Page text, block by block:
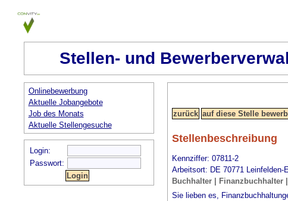
Stellen- und
Onlinebewerbung
Aktuelle Jobangebote
Job des Monats
Aktuelle Stellengesuche
Login:
Passwort:
Stellenbeschreibung
Kennziffer: 07811-2
Arbeitsort: DE 70771 Leinfelden-
Buchhalter | Finanzbuchhalter
Sie lieben es,